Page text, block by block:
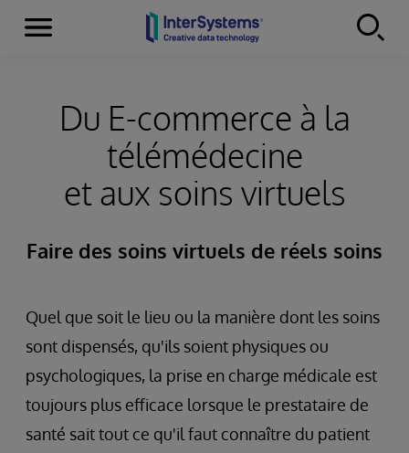
Skip to content
Menu
Du E-commerce à la
télémédecine
et aux soins virtuels
Faire des soins virtuels de réels soins
Quel que soit le lieu ou la manière dont les soins
sont dispensés, qu'ils soient physiques ou
psychologiques, la prise en charge médicale est
toujours plus efficace lorsque le prestataire de
santé sait tout ce qu'il faut connaître du patient